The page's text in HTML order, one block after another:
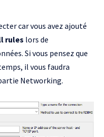
car vous avez ajouté
rules lors de
Si vous pensez que
il vous faudra
Networking.